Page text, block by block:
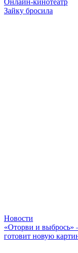
Зайку бросила
Новости
«Оторви и
готовит новую